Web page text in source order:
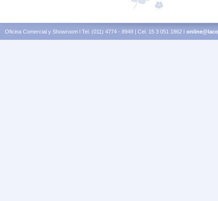
Oficina Comercial y Showroom l Tel. (011) 4774 - 8949 | Cel. 15 3 051 1862 l